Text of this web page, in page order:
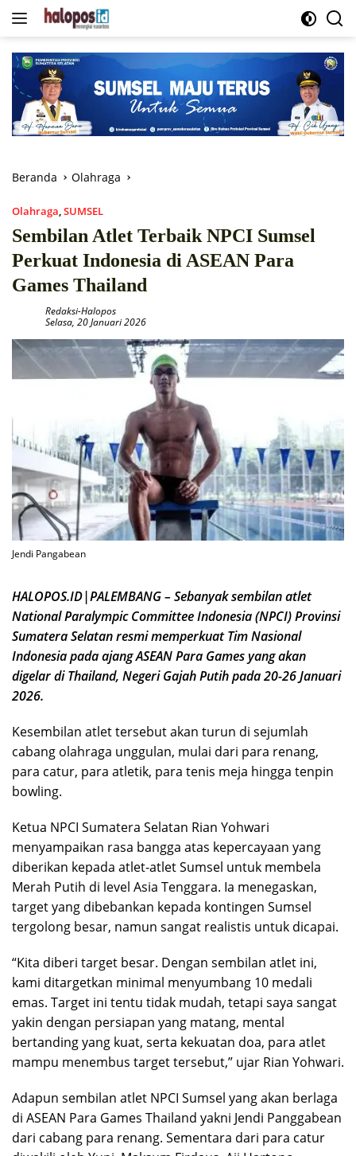
Langsung
Beranda Olahraga
Olahraga SUMSEL
Sembilan Atlet Terbaik NPCI Sumsel
Perkuat Indonesia di ASEAN Para
Games Thailand
Redaksi-Halopos
Selasa, 20 Januari 2026
Jendi Pangabean
HALOPOS.ID|PALEMBANG – Sebanyak sembilan atlet
National Paralympic Committee Indonesia (NPCI) Provinsi
Sumatera Selatan resmi memperkuat Tim Nasional
Indonesia pada ajang ASEAN Para Games yang akan
digelar di Thailand, Negeri Gajah Putih pada 20-26 Januari
2026.
Kesembilan atlet tersebut akan turun di sejumlah
cabang olahraga unggulan, mulai dari para renang,
para catur, para atletik, para tenis meja hingga tenpin
bowling.
Ketua NPCI Sumatera Selatan Rian Yohwari
menyampaikan rasa bangga atas kepercayaan yang
diberikan kepada atlet-atlet Sumsel untuk membela
Merah Putih di level Asia Tenggara. Ia menegaskan,
target yang dibebankan kepada kontingen Sumsel
tergolong besar, namun sangat realistis untuk dicapai.
“Kita diberi target besar. Dengan sembilan atlet ini,
kami ditargetkan minimal menyumbang 10 medali
emas. Target ini tentu tidak mudah, tetapi saya sangat
yakin dengan persiapan yang matang, mental
bertanding yang kuat, serta kekuatan doa, para atlet
mampu menembus target tersebut,” ujar Rian Yohwari.
Adapun sembilan atlet NPCI Sumsel yang akan berlaga
di ASEAN Para Games Thailand yakni Jendi Panggabean
dari cabang para renang. Sementara dari para catur